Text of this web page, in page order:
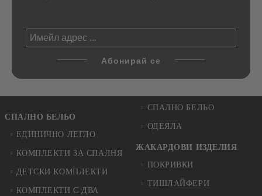
СПАЛНО БЕЛЬО
ЕДИНИЧНО ЛЕГЛО
КОМПЛЕКТИ ЗА СПАЛНЯ
ДЕТСКИ КОМПЛЕКТИ
КОМПЛЕКТИ С ДВА
СПАЛНО БЕЛЬО
ОДЕЯЛА
ЖАКАРДОВИ ИЗДЕЛИЯ
ПОКРИВКИ
ТИШЛАЙФЕРИ